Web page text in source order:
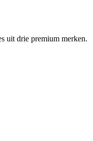
uit drie premium merken.